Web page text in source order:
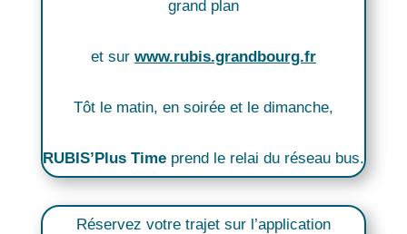
grand plan
et sur www.rubis.grandbourg.fr
Tôt le matin, en soirée et le dimanche,
RUBIS’Plus Timeprend le relai du réseau bus.
Réservez votre trajet sur l’application